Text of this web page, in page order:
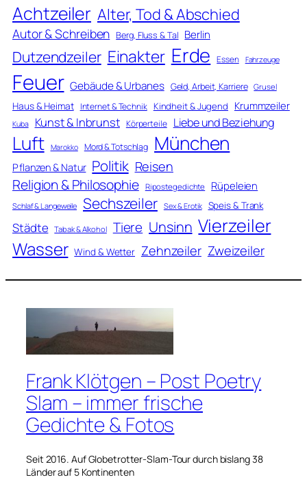
Achtzeiler Alter, Tod & Abschied
Autor & Schreiben Berg, Fluss & Tal Berlin
Dutzendzeiler Einakter Erde Essen Fahrzeuge
Feuer Gebäude & Urbanes Geld, Arbeit, Karriere Grusel
Haus & Heimat Internet & Technik Kindheit & Jugend Krummzeiler
Kuba Kunst & Inbrunst Körperteile Liebe und Beziehung
Luft Marokko Mord & Totschlag München
Pflanzen & Natur Politik Reisen
Religion & Philosophie Ripostegedichte Rüpeleien
Schlaf & Langeweile Sechszeiler Sex & Erotik Speis & Trank
Städte Tabak & Alkohol Tiere Unsinn Vierzeiler
Wasser Wind & Wetter Zehnzeiler Zweizeiler
Frank Klötgen – Post Poetry
Slam – immer frische
Gedichte & Fotos
Seit 2016. Auf Globetrotter-Slam-Tour durch bislang 38
Länder auf 5 Kontinenten